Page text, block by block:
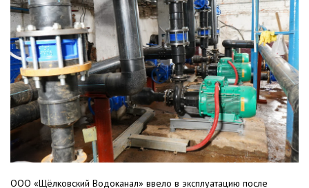
ООО «Щёлковский Водоканал» ввело в эксплуатацию после